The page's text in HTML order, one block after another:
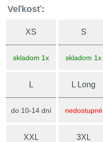
Veľkosť:
XS
skladom 1x
S
skladom 1x
L
do 10-14 dní
L Long
nedostupné
XXL 3XL